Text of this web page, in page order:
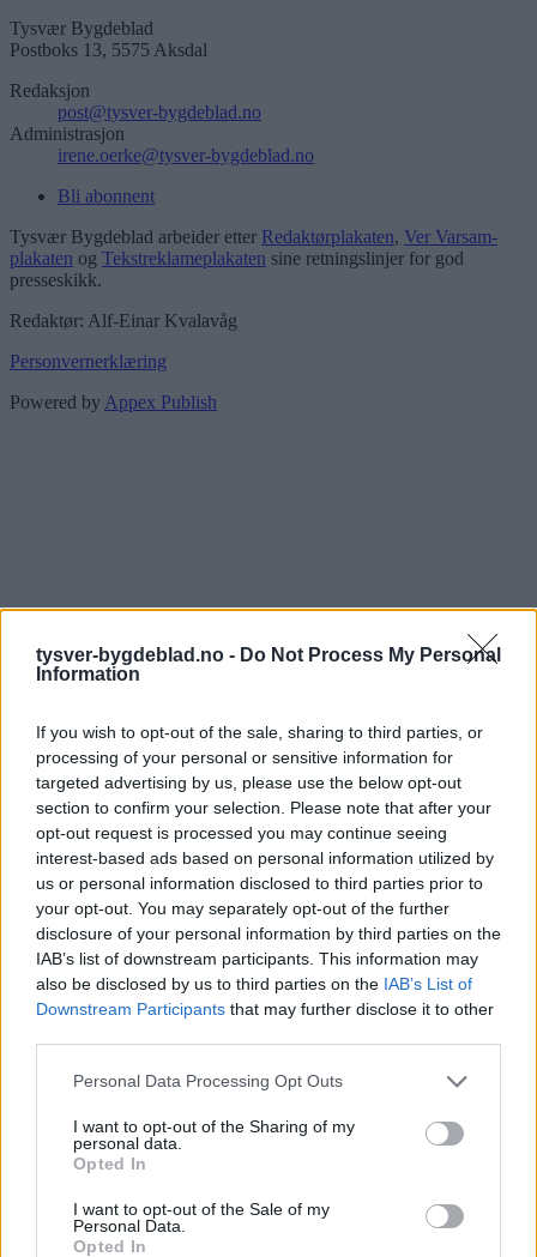
tysver-bygdeblad.no - Do Not Process My Personal
Information
If you wish to opt-out of the sale, sharing to third parties, or
processing of your personal or sensitive information for
targeted advertising by us, please use the below opt-out
section to confirm your selection. Please note that after your
opt-out request is processed you may continue seeing
interest-based ads based on personal information utilized by
us or personal information disclosed to third parties prior to
your opt-out. You may separately opt-out of the further
disclosure of your personal information by third parties on the
IAB’s list of downstream participants. This information may
also be disclosed by us to third parties on the IAB’s List of
Downstream Participants that may further disclose it to other
Personal Data Processing Opt Outs
I want to opt-out of the Sharing of my
personal data.
Opted In
I want to opt-out of the Sale of my
Personal Data.
Opted In
Tysvær Bygdeblad
Postboks 13, 5575 Aksdal
Redaksjon
post@tysver-bygdeblad.no
Administrasjon
irene.oerke@tysver-bygdeblad.no
Bli abonnent
Tysvær Bygdeblad arbeider etter Redaktørplakaten, Ver Varsam-
plakaten og Tekstreklameplakaten sine retningslinjer for god
presseskikk.
Redaktør: Alf-Einar Kvalavåg
Personvernerklæring
Powered byAppex Publish